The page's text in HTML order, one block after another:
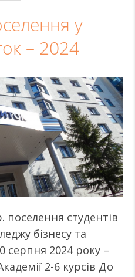
у
– 2024
поселення студентів
бізнесу та
серпня 2024 року –
2-6 курсів До